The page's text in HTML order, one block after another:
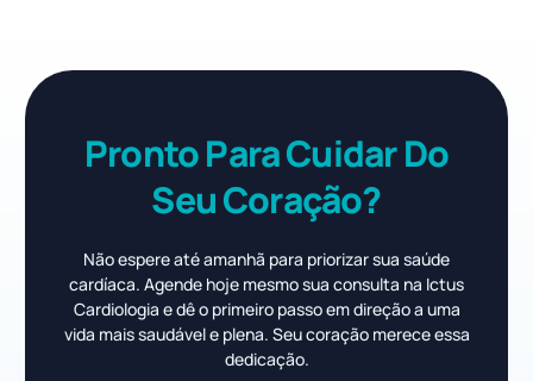
Pronto Para Cuidar Do
Seu Coração?
Não espere até amanhã para priorizar sua saúde
cardíaca. Agende hoje mesmo sua consulta na Ictus
Cardiologia e dê o primeiro passo em direção a uma
vida mais saudável e plena. Seu coração merece essa
dedicação.